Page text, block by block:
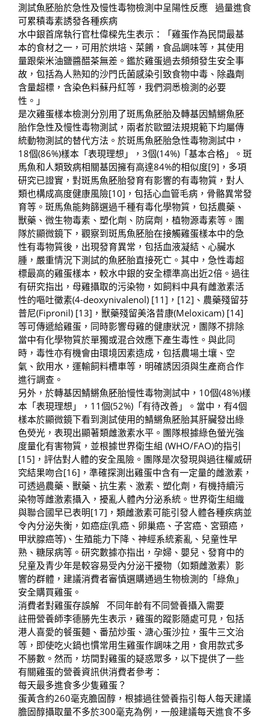
測試魚胚胎於急性及慢性毒物檢測中呈陽性反應 過量進食
可累積毒素誘發各種疾病
水中銀首席執行官杜偉樑先生表示：「雞蛋作為民間最基
本的食材之一，可用於烘培、菜餚，食品調味等，其使用
量跟柴米油鹽醬醋茶無差。鑑於雞蛋過去頻頻發生安全事
故，包括為人熟知的沙門氏菌感染引致食物中毒、除蟲劑
含量超標，含染色料蘇丹紅等，我們洞悉檢測的必要
性。」
是次雞蛋樣本檢測分別用了斑馬魚胚胎及轉基因鯖鱂魚胚
胎作急性及慢性毒物測試，兩者於歐盟法規規範下均屬傳
統動物測試的替代方法。於斑馬魚胚胎急性毒物測試中，
18個(86%)樣本「表現理想」，3個(14%)「基本合格」。斑
馬魚和人類致病相關基因擁有高達84%的相似度[9]，多項
研究已證實，對斑馬魚胚胎發育有影響的有毒物質，對人
類也構成高度健康風險[10]，包括心血管毛病，骨骼異常發
育等。斑馬魚能夠篩選過千種有毒化學物質，包括農藥、
獸藥、微生物毒素、塑化劑、防腐劑，植物源毒素等。團
隊於顯微鏡下，觀察到斑馬魚胚胎在接觸雞蛋樣本中的急
性有毒物質後，出現發育異常，包括血液凝結、心臟水
腫，嚴重情況下測試的魚胚胎直接死亡。其中，急性毒超
標最高的雞蛋樣本，較水中銀的安全標準高出近2倍。過往
有研究指出，母雞攝取的污染物，如飼料中具有雌激素活
性的嘔吐黴素(4-deoxynivalenol) [11]，[12]、農藥殘留芬
普尼(Fipronil) [13]，獸藥殘留美洛昔康(Meloxicam) [14]
等可傳遞給雞蛋，同時影響母雞的健康狀況，團隊不排除
當中有化學物質於單獨或混合效應下產生毒性。與此同
時，毒性亦有機會由環境因素造成，包括農場土壤、空
氣、飲用水，運輸飼料槽車等，明確誘因須與生產商合作
進行調查。
另外，於轉基因鯖鱂魚胚胎慢性毒物測試中，10個(48%)樣
本「表現理想」，11個(52%)「有待改善」。當中，有4個
樣本於顯微鏡下看到測試使用的鯖鱂魚胚胎其肝臟發出綠
色熒光，表現出顯著類雌激素水平。團隊根據綠色螢光強
度量化有害物質，並根據世界衛生組 (WHO/FAO)的指引
[15]，評估對人體的安全風險。團隊是次發現與過往權威研
究結果吻合[16]，準確探測出雞蛋中含有一定量的雌激素，
可透過農藥、獸藥、抗生素、激素、塑化劑，有機持續污
染物等雌激素攝入，擾亂人體內分泌系統。世界衛生組織
與聯合國早已表明[17]，類雌激素可能引發人體各種疾病並
令內分泌失衡，如癌症(乳癌、卵巢癌、子宮癌、宮頸癌，
甲狀腺癌等)、生殖能力下降、神經系統紊亂、兒童性早
熟、糖尿病等。研究數據亦指出，孕婦、嬰兒、發育中的
兒童及青少年是較容易受內分泌干擾物（如類雌激素）影
響的群體，建議消費者審慎選購通過生物檢測的「綠魚」
安全購買雞蛋。
消費者對雞蛋存誤解 不同年齡有不同營養攝入需要
註冊營養師李德勝先生表示，雞蛋的蹤影隨處可見，包括
港人喜愛的餐蛋麵、番茄炒蛋、溏心蛋沙拉，蛋牛三文治
等，即使吃火鍋也慣常用生雞蛋作調味之用，食用款式多
不勝數。然而，坊間對雞蛋的疑惑眾多，以下提供了一些
有關雞蛋的營養資訊供消費者參考：
每天最多進食多少隻雞蛋？
蛋黃含約260毫克膽固醇，根據過往營養指引每人每天建議
膽固醇攝取量不多於300毫克為例，一般建議每天進食不多